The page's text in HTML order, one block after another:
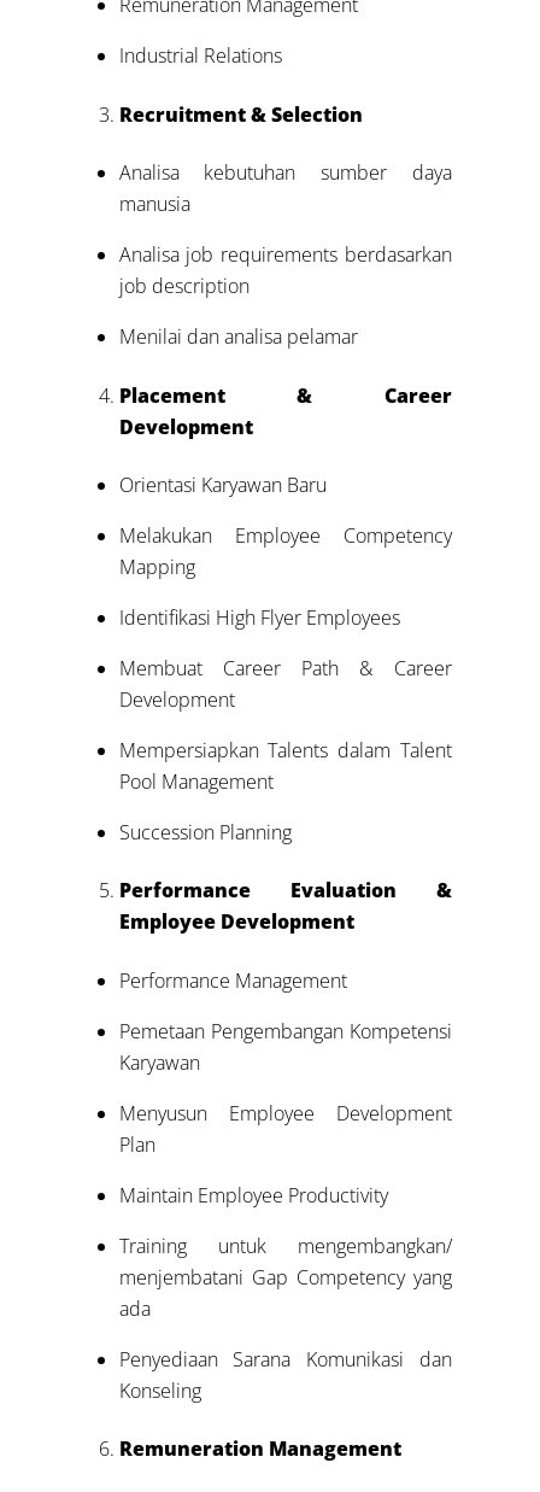
Industrial Relations
Recruitment & Selection
Analisa kebutuhan sumber daya
manusia
Analisa job requirements berdasarkan
job description
Menilai dan analisa pelamar
Placement & Career
Development
Orientasi Karyawan Baru
Melakukan Employee Competency
Mapping
Identifikasi High Flyer Employees
Membuat Career Path & Career
Development
Mempersiapkan Talents dalam Talent
Pool Management
Succession Planning
Performance Evaluation &
Employee Development
Performance Management
Pemetaan Pengembangan Kompetensi
Karyawan
Menyusun Employee Development
Plan
Maintain Employee Productivity
Training untuk mengembangkan/
menjembatani Gap Competency yang
ada
Penyediaan Sarana Komunikasi dan
Konseling
Remuneration Management